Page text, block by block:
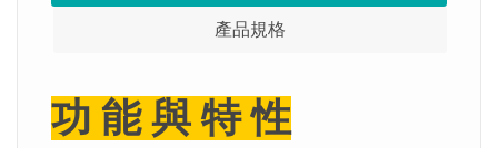
產品規格
功 能 與 特 性